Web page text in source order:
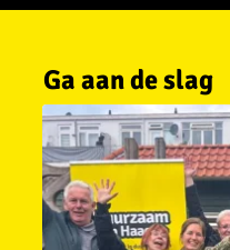
Ga aan de slag